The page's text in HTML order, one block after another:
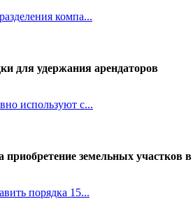
компа...
для удержания арендаторов
используют с...
земельных участков
порядка 15...